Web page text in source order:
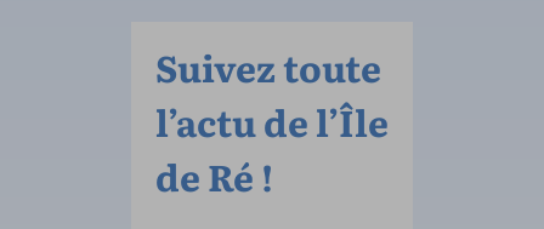
Suivez toute
l’actu de l’Île
de Ré !